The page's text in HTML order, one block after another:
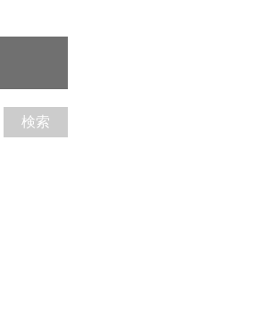
検索